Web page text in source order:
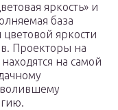
яркость» и
база
яркости
Проекторы на
на самой